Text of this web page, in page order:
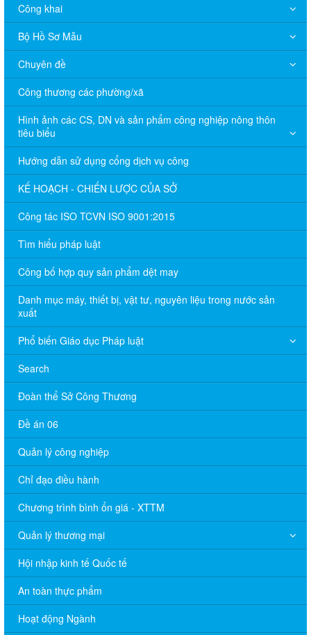
Công khai
Bộ Hồ Sơ Mẫu
Chuyên đề
Công thương các phường/xã
Hình ảnh các CS, DN và sản phẩm công nghiệp nông thôn
tiêu biểu
Hướng dẫn sử dụng cổng dịch vụ công
KẾ HOẠCH - CHIẾN LƯỢC CỦA SỞ
Công tác ISO TCVN ISO 9001:2015
Tìm hiểu pháp luật
Công bố hợp quy sản phẩm dệt may
Danh mục máy, thiết bị, vật tư, nguyên liệu trong nước sản
xuất
Phổ biến Giáo dục Pháp luật
Search
Đoàn thể Sở Công Thương
Đề án 06
Quản lý công nghiệp
Chỉ đạo điều hành
Chương trình bình ổn giá - XTTM
Quản lý thương mại
Hội nhập kinh tế Quốc tế
An toàn thực phẩm
Hoạt động Ngành